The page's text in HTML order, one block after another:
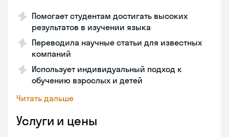
Помогает студентам достигать высоких
результатов в изучении языка
Переводила научные статьи для известных
компаний
Использует индивидуальный подход к
обучению взрослых и детей
Читать дальше
Услуги и цены